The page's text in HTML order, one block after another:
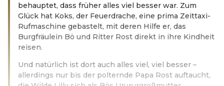
behauptet, dass früher alles viel besser war. Zum
Glück hat Koks, der Feuerdrache, eine prima Zeittaxi-
Rufmaschine gebastelt, mit deren Hilfe er, das
Burgfräulein Bö und Ritter Rost direkt in ihre Kindheit
reisen.
Und natürlich ist dort auch alles viel, viel besser –
allerdings nur bis der polternde Papa Rost auftaucht,